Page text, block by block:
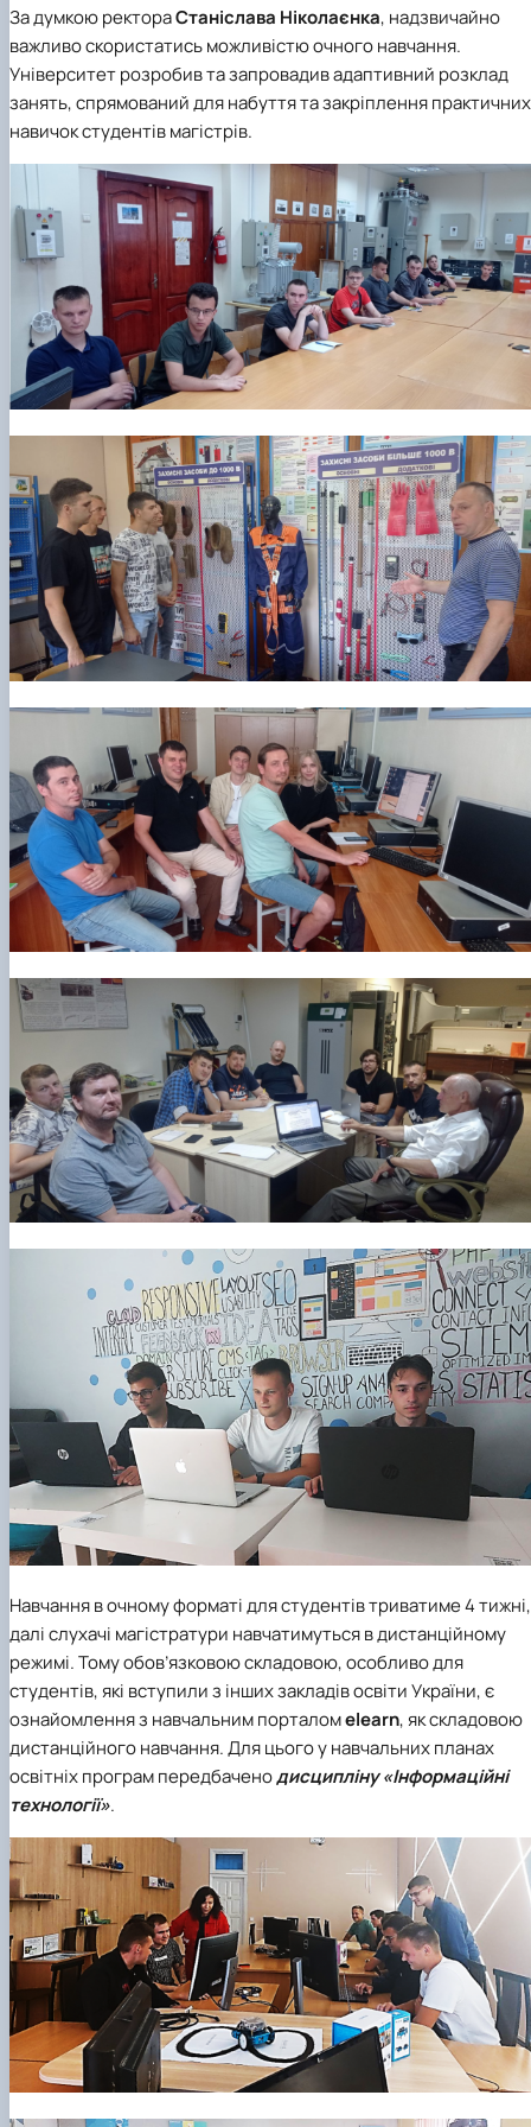
За думкою ректораСтаніслава Ніколаєнка, надзвичайно
важливо скористатись можливістю очного навчання.
Університет розробив та запровадив адаптивний розклад
занять, спрямований для набуття та закріплення практичних
навичок студентів магістрів.
Навчання в очному форматі для студентів триватиме 4 тижні,
далі слухачі магістратури навчатимуться в дистанційному
режимі. Тому обов’язковою складовою, особливо для
студентів, які вступили з інших закладів освіти України, є
ознайомлення з навчальним порталомelearn, як складовою
дистанційного навчання. Для цього у навчальних планах
освітніх програм передбаченодисципліну «Інформаційні
технології».